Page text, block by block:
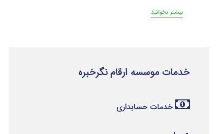
بیشتر بخوانید
خدمات موسسه ارقام نگرخبره
خدمات حسابداری